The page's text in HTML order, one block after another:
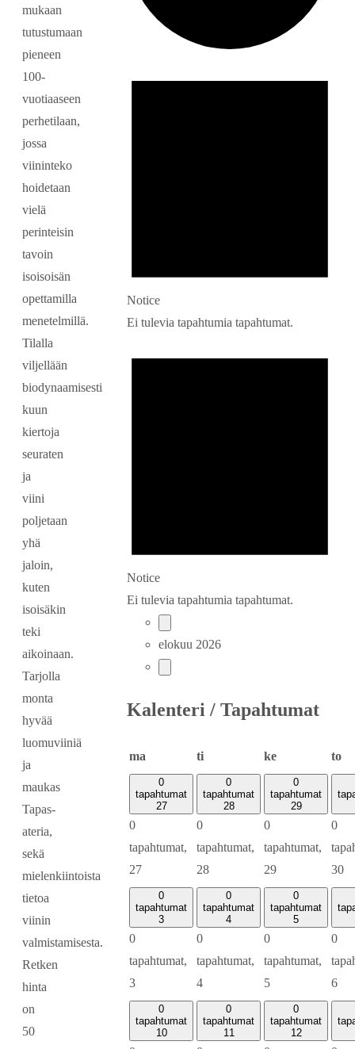
mukaan
tutustumaan
pieneen
100-
vuotiaaseen
perhetilaan,
jossa
viininteko
hoidetaan
vielä
perinteisin
tavoin
isoisoisän
opettamilla
menetelmillä.
Tilalla
viljellään
biodynaamisesti
kuun
kiertoja
seuraten
ja
viini
poljetaan
yhä
jaloin,
kuten
isoisäkin
teki
aikoinaan.
Tarjolla
monta
hyvää
luomuviiniä
ja
maukas
Tapas-
ateria,
sekä
mielenkiintoista
tietoa
viinin
valmistamisesta.
Retken
hinta
on
50
Notice
Ei tulevia tapahtumia tapahtumat.
Notice
Ei tulevia tapahtumia tapahtumat.
elokuu 2026
Kalenteri / Tapahtumat
ma maanantai
titiistai kekeskiviikkoto
0
tapahtumat
27
0
tapahtumat,
27
0
tapahtumat
28
0
tapahtumat,
28
0
tapahtumat
29
0
tapahtumat,
29
0
30
0
tapahtumat
3
0
tapahtumat,
3
0
tapahtumat
4
0
tapahtumat,
4
0
tapahtumat
5
0
tapahtumat,
5
0
6
0
tapahtumat
10
0
tapahtumat
11
0
tapahtumat
12